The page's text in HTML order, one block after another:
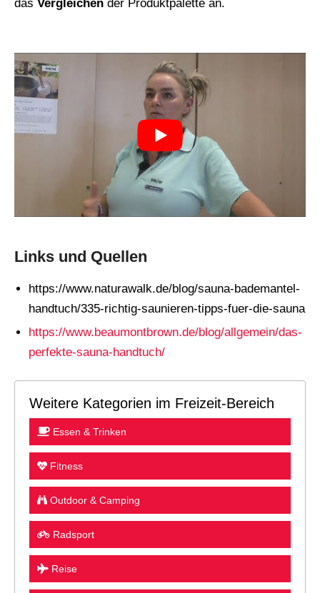
das Vergleichen der Produktpalette an.
Links und Quellen
https://www.naturawalk.de/blog/sauna-bademantel-
handtuch/335-richtig-saunieren-tipps-fuer-die-sauna
https://www.beaumontbrown.de/blog/allgemein/das-
perfekte-sauna-handtuch/
Weitere Kategorien im Freizeit-Bereich
Essen & Trinken
Fitness
Outdoor & Camping
Radsport
Reise